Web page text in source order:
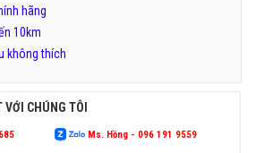
hãng
10km
không thích
VỚI CHÚNG TÔI
Ms. Hồng - 096 191 9559